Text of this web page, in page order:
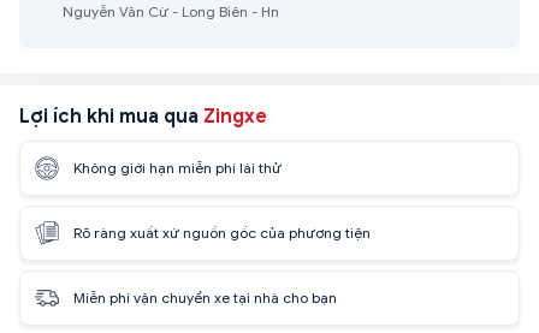
Nguyễn Văn Cừ - Long Biên - Hn
Lợi ích khi mua qua Zingxe
Không giới hạn miễn phí lái thử
Rõ ràng xuất xứ nguồn gốc của phương tiện
Miễn phí vận chuyển xe tại nhà cho bạn